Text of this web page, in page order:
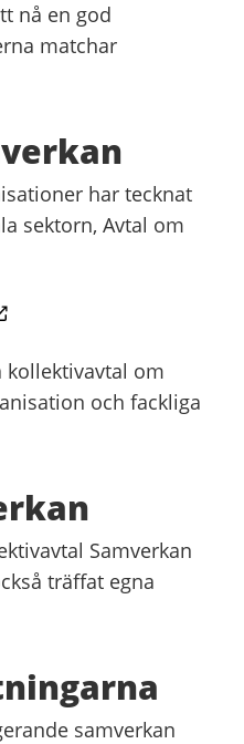
nå en god
matchar
har tecknat
sektorn, Avtal om
kollektivavtal om
och fackliga
Samverkan
träffat egna
samverkan